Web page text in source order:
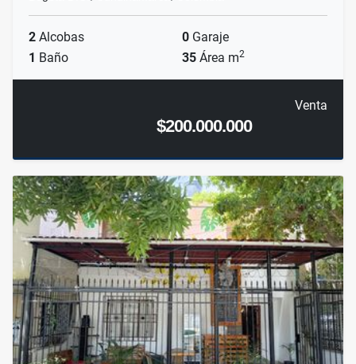
2 Alcobas 0 Garaje
1 Baño 35 Área m2
Venta
$200.000.000